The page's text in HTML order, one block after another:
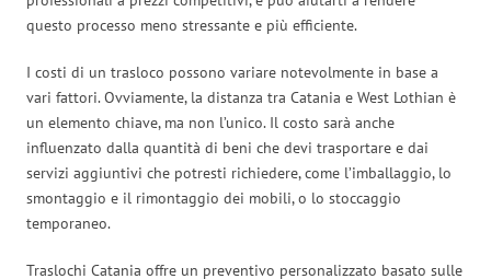
questo processo meno stressante e più efficiente.
I costi di un trasloco possono variare notevolmente in base a
vari fattori. Ovviamente, la distanza tra Catania e West Lothian è
un elemento chiave, ma non l’unico. Il costo sarà anche
influenzato dalla quantità di beni che devi trasportare e dai
servizi aggiuntivi che potresti richiedere, come l’imballaggio, lo
smontaggio e il rimontaggio dei mobili, o lo stoccaggio
temporaneo.
Traslochi Catania offre un preventivo personalizzato basato sulle